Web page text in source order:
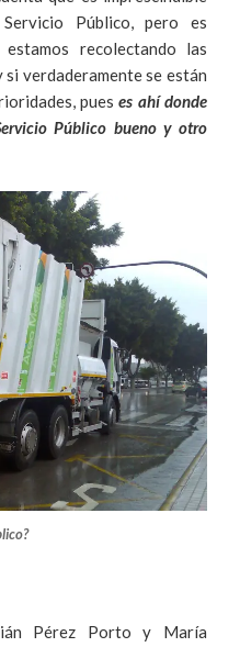
Público, pero es
recolectando las
si verdaderamente se están
pueses ahí donde
Público bueno y otro
Pérez Porto y María